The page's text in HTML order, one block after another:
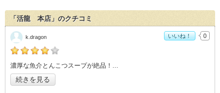
「活龍 本店」のクチコミ
の「活龍 本店」おすすめ度： 4
濃厚な魚介とんこつスープが絶品！
続きを見る
k.dragon いいね！ 0